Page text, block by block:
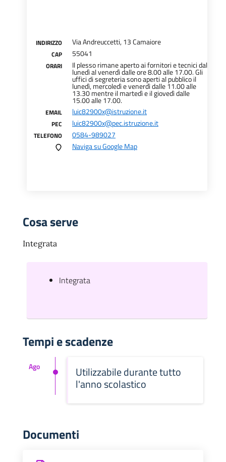
INDIRIZZO Via Andreuccetti, 13 Camaiore
CAP 55041
ORARI Il plesso rimane aperto ai fornitori e tecnici dal
lunedì al venerdì dalle ore 8.00 alle 17.00. Gli
uffici di segreteria sono aperti al pubblico il
lunedì, mercoledì e venerdì dalle 11.00 alle
13.30 mentre il martedì e il giovedì dalle
15.00 alle 17.00.
EMAIL luic82900x@istruzione.it
PEC luic82900x@pec.istruzione.it
TELEFONO
0584-989027
Naviga su Google Map
Cosa serve
Integrata
Integrata
Tempi e scadenze
Utilizzabile durante tutto
l'anno scolastico
Ago
Documenti